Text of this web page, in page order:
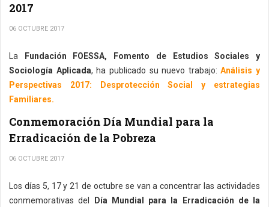
2017
06 OCTUBRE 2017
La Fundación FOESSA, Fomento de Estudios Sociales y
Sociología Aplicada, ha publicado su nuevo trabajo:Análisis y
Perspectivas 2017: Desprotección Social y estrategias
Familiares.
Conmemoración Día Mundial para la
Erradicación de la Pobreza
06 OCTUBRE 2017
Los días 5, 17 y 21 de octubre se van a concentrar las actividades
conmemorativas del
Día Mundial para la Erradicación de la